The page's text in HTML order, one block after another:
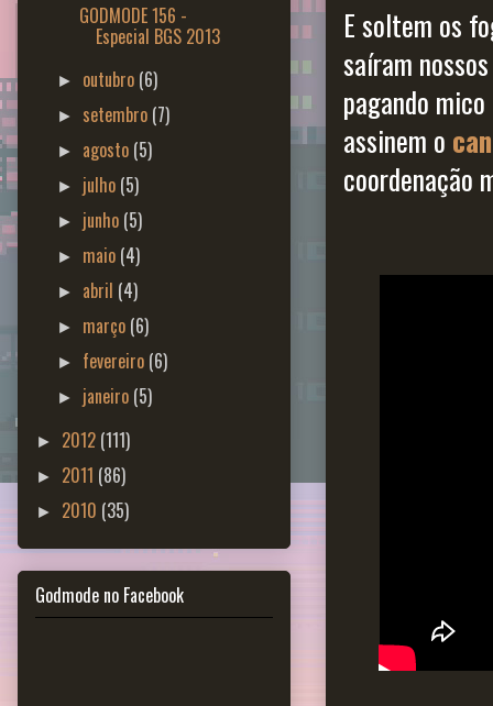
E soltem os
saíram
pagando
assinem o
coordenação
GODMODE 156 -
Especial BGS 2013
► outubro (6)
► setembro (7)
► agosto (5)
► julho (5)
► junho (5)
► maio (4)
► abril (4)
► março (6)
► fevereiro (6)
► janeiro (5)
► 2012 (111)
► 2011 (86)
► 2010 (35)
Godmode no Facebook